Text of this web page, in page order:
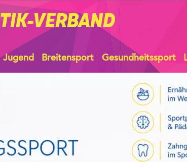
VERBAND
Jugend Breitensport Gesundheitssport